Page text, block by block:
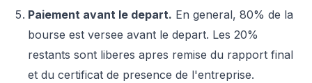
Paiement avant le depart. En general, 80% de la
bourse est versee avant le depart. Les 20%
restants sont liberes apres remise du rapport final
et du certificat de presence de l'entreprise.